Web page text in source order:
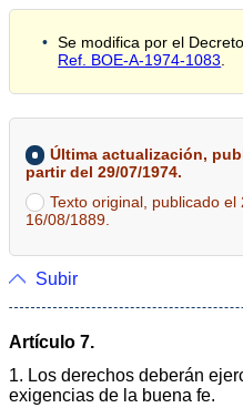
Se modifica por el
Ref. BOE-A-1974-1083.
Última actualización,
partir del 29/07/1974.
Texto original, publicado
16/08/1889.
Subir
Artículo 7.
1. Los derechos deberán
exigencias de la buena fe.